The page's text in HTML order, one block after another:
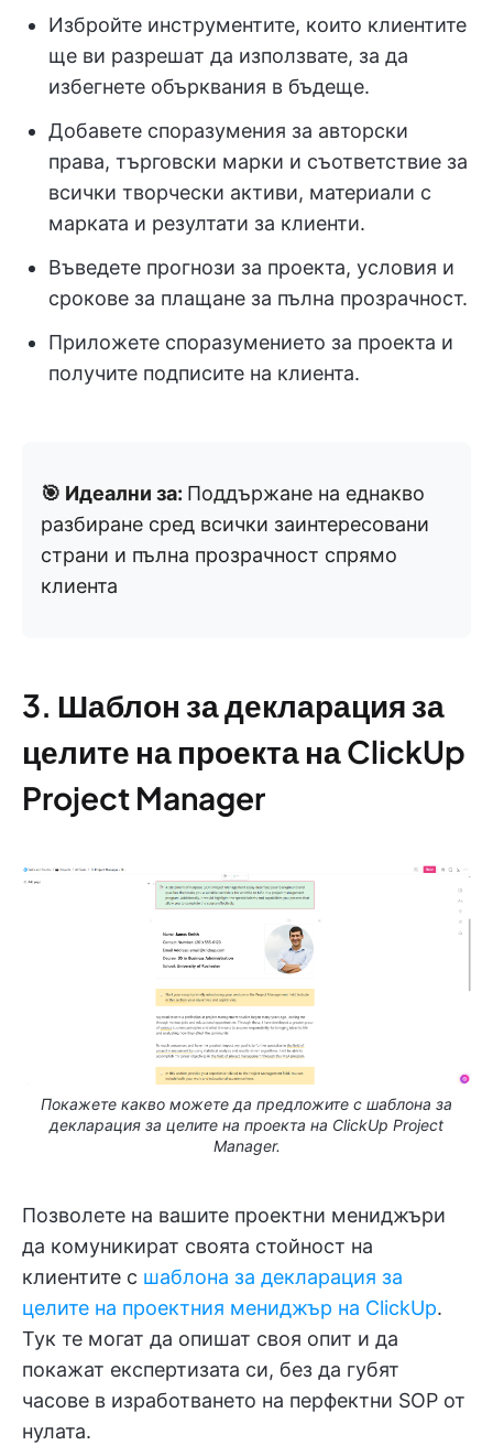
Избройте инструментите, които клиентите
ще ви разрешат да използвате, за да
избегнете обърквания в бъдеще.
Добавете споразумения за авторски
права, търговски марки и съответствие за
всички творчески активи, материали с
марката и резултати за клиенти.
Въведете прогнози за проекта, условия и
срокове за плащане за пълна прозрачност.
Приложете споразумението за проекта и
получите подписите на клиента.
🎯 Идеални за: Поддържане на еднакво
разбиране сред всички заинтересовани
страни и пълна прозрачност спрямо
клиента
3. Шаблон за декларация за
целите на проекта на ClickUp
Project Manager
Покажете какво можете да предложите с шаблона за
декларация за целите на проекта на ClickUp Project
Manager.
Позволете на вашите проектни мениджъри
да комуникират своята стойност на
клиентите с шаблона за декларация за
целите на проектния мениджър на ClickUp.
Тук те могат да опишат своя опит и да
покажат експертизата си, без да губят
часове в изработването на перфектни SOP от
нулата.